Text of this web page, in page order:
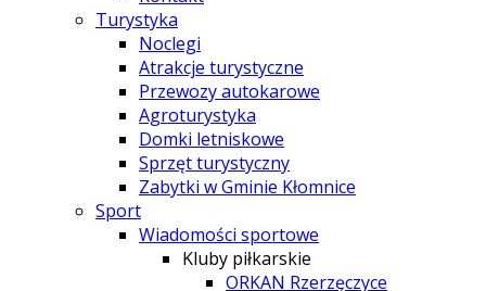
Turystyka
Noclegi
Atrakcje turystyczne
Przewozy autokarowe
Agroturystyka
Domki letniskowe
Sprzęt turystyczny
Zabytki w Gminie Kłomnice
Sport
Wiadomości sportowe
Kluby piłkarskie
ORKAN Rzerzęczyce